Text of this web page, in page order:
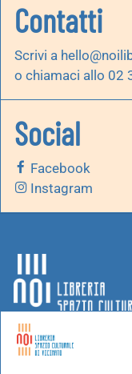
Contatti
Scrivi a
o chiamaci allo 02
Social
Facebook
Instagram